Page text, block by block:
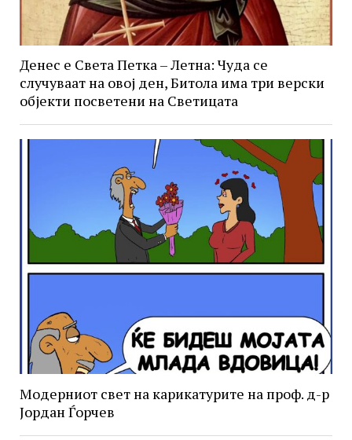
Денес е Света Петка – Летна: Чуда се
случуваат на овој ден, Битола има три верски
објекти посветени на Светицата
Модерниот свет на карикатурите на проф. д-р
Јордан Ѓорчев